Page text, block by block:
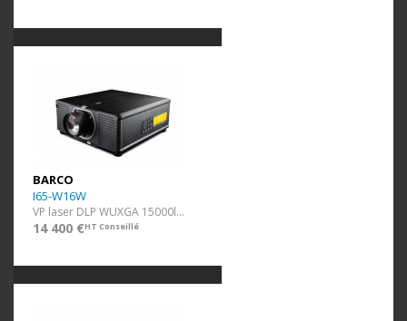
BARCO
I65-W16W
VP laser DLP WUXGA 15000lm Blanc ss optique
14 400 €HT Conseillé